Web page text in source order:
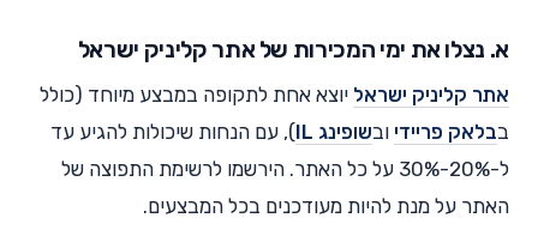
א. נצלו את ימי המכירות של אתר קליניק ישראל
אתר קליניק ישראל יוצא אחת לתקופה במבצע מיוחד (כולל
בבלאק פריידי ובשופינג IL
), עם הנחות שיכולות להגיע עד
ל-20%-30% על כל האתר. הירשמו לרשימת התפוצה של
האתר על מנת להיות מעודכנים בכל המבצעים.